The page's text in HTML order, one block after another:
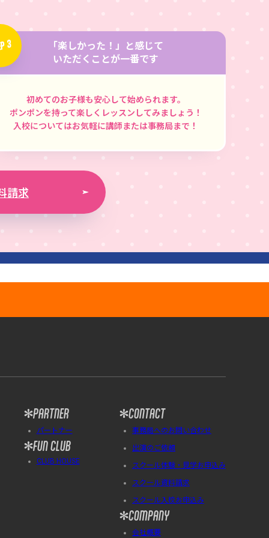
3
「楽しかった！」と感じて
いただくことが一番です
初めてのお子様も安心して始められます。
ポンポンを持って楽しくレッスンしてみましょう！
入校についてはお気軽に講師または事務局まで！
請求
PARTNER
パートナー
FUN CLUB
CLUB HOUSE
CONTACT
事務局へのお問い合わせ
出演のご依頼
スクール体験・見学お申込み
スクール資料請求
スクール入校お申込み
COMPANY
会社概要